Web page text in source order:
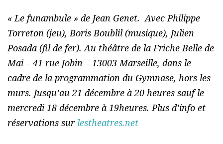
« Le funambule » de Jean Genet. Avec Philippe
Torreton (jeu), Boris Boublil (musique), Julien
Posada (fil de fer). Au théâtre de la Friche Belle de
Mai – 41 rue Jobin – 13003 Marseille, dans le
cadre de la programmation du Gymnase, hors les
murs. Jusqu’au 21 décembre à 20 heures sauf le
mercredi 18 décembre à 19heures. Plus d’info et
réservations sur lestheatres.net